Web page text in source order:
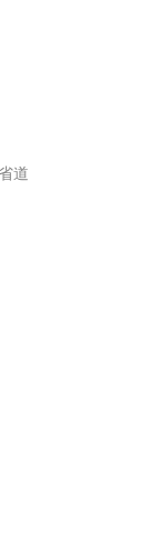
道